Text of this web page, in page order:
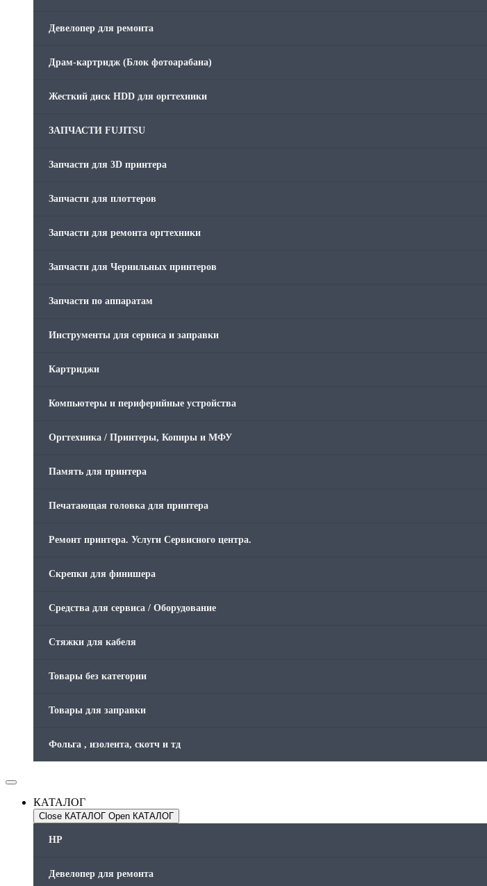
Девелопер для ремонта
Драм-картридж (Блок фотоарабана)
Жесткий диск HDD для оргтехники
ЗАПЧАСТИ FUJITSU
Запчасти для 3D принтера
Запчасти для плоттеров
Запчасти для ремонта оргтехники
Запчасти для Чернильных принтеров
Запчасти по аппаратам
Инструменты для сервиса и заправки
Картриджи
Компьютеры и периферийные устройства
Оргтехника / Принтеры, Копиры и МФУ
Память для принтера
Печатающая головка для принтера
Ремонт принтера. Услуги Сервисного центра.
Скрепки для финишера
Средства для сервиса / Оборудование
Стяжки для кабеля
Товары без категории
Товары для заправки
Фольга , изолента, скотч и тд
КАТАЛОГ
Close КАТАЛОГ Open КАТАЛОГ
HP
Девелопер для ремонта